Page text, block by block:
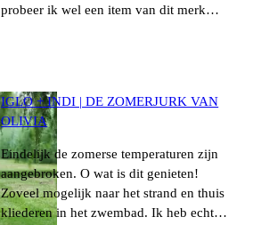
probeer ik wel een item van dit merk…
IGLO + INDI | DE ZOMERJURK VAN
OLIVIA
Eindelijk de zomerse temperaturen zijn
aangebroken. O wat is dit genieten!
Zoveel mogelijk naar het strand en thuis
kliederen in het zwembad. Ik heb echt…